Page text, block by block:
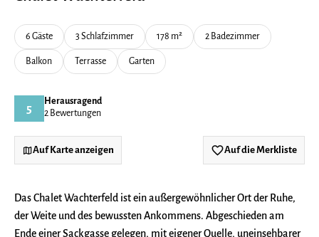
6 Gäste 3 Schlafzimmer 178 m² 2 Badezimmer
Balkon Terrasse Garten
5
Herausragend
2 Bewertungen
Auf Karte anzeigen Auf die Merkliste
Das Chalet Wachterfeld ist ein außergewöhnlicher Ort der Ruhe,
der Weite und des bewussten Ankommens. Abgeschieden am
Ende einer Sackgasse gelegen, mit eigener Quelle, uneinsehbarer